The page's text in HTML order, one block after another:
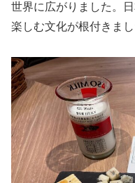
世界に広がりました。
楽しむ文化が根付きまし